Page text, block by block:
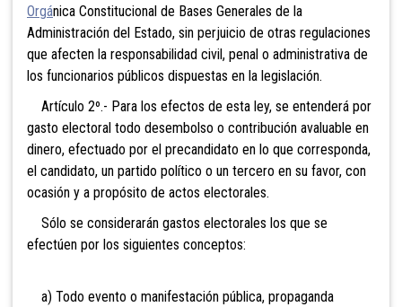
Orgánica Constitucional de Bases Generales de la
Administración del Estado, sin perjuicio de otras regulaciones
que afecten la responsabilidad civil, penal o administrativa de
los funcionarios públicos dispuestas en la legislación.
Artículo 2º.- Para los efectos de esta ley, se entenderá por
gasto electoral todo desembolso o contribución avaluable en
dinero, efectuado por el precandidato en lo que corresponda,
el candidato, un partido político o un tercero en su favor, con
ocasión y a propósito de actos electorales.
Sólo se considerarán gastos electorales los que se
efectúen por los siguientes conceptos:
a) Todo evento o manifestación pública, propaganda